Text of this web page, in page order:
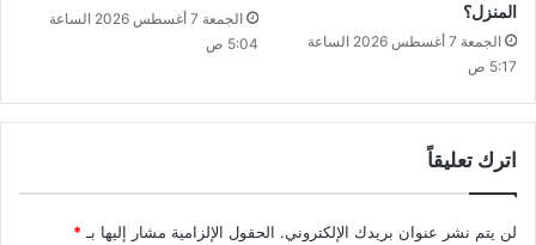
المنزل؟
الجمعة 7 أغسطس 2026 الساعة
5:17 ص
الجمعة 7 أغسطس 2026 الساعة
5:04 ص
اترك تعليقاً
لن يتم نشر عنوان بريدك الإلكتروني. الحقول الإلزامية مشار إليها بـ *